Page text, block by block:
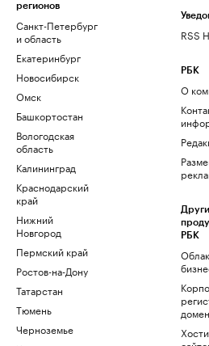
регионов
Санкт-Петербург
и область
Екатеринбург
Новосибирск
Омск
Башкортостан
Вологодская
область
Калининград
Краснодарский
край
Нижний
Новгород
Пермский край
Ростов-на-Дону
Татарстан
Тюмень
Черноземье
RSS
РБК
О
РБК